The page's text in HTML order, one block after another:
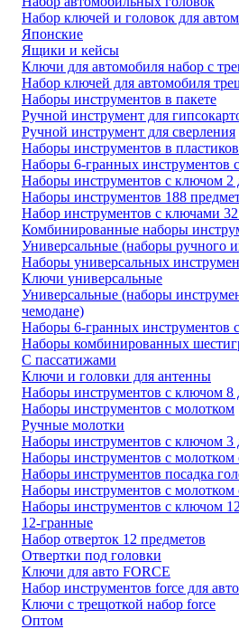
Набор ключей и головок для
Японские
Ящики и кейсы
Ключи для автомобиля набор с
Набор ключей для автомобиля
Наборы инструментов в пакете
Ручной инструмент для
Ручной инструмент для сверления
Наборы инструментов в
Наборы 6-гранных инструментов
Наборы инструментов с ключом 2
Наборы инструментов 188
Набор инструментов с ключами
Комбинированные наборы
Универсальные (наборы ручного
Наборы универсальных
Ключи универсальные
Универсальные (наборы
чемодане)
Наборы 6-гранных инструментов
Наборы комбинированных
С пассатижами
Ключи и головки для антенны
Наборы инструментов с ключом
Наборы инструментов с молотком
Ручные молотки
Наборы инструментов с ключом 3
Наборы инструментов с молотком
Наборы инструментов посадка
Наборы инструментов с
Наборы инструментов с ключом
12-гранные
Набор отверток 12 предметов
Отвертки под головки
Ключи для авто FORCE
Набор инструментов force для
Ключи с трещоткой набор force
Оптом